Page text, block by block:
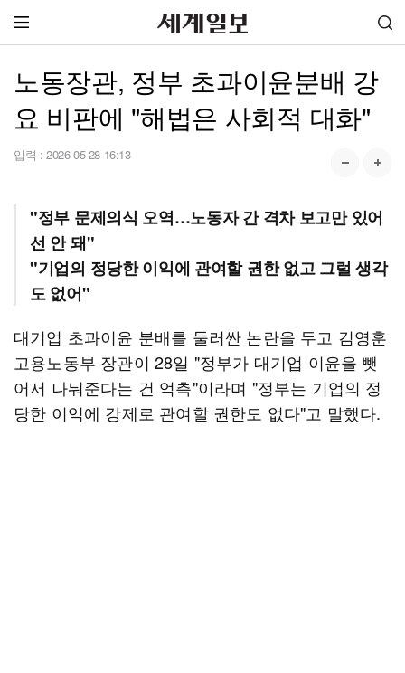
노동장관, 정부 초과이윤분배 강
요 비판에 "해법은 사회적 대화"
입력 : 2026-05-28 16:13
"정부 문제의식 오역…노동자 간 격차 보고만 있어
선 안 돼"
"기업의 정당한 이익에 관여할 권한 없고 그럴 생각
도 없어"
대기업 초과이윤 분배를 둘러싼 논란을 두고 김영훈
고용노동부 장관이 28일 "정부가 대기업 이윤을 뺏
어서 나눠준다는 건 억측"이라며 "정부는 기업의 정
당한 이익에 강제로 관여할 권한도 없다"고 말했다.